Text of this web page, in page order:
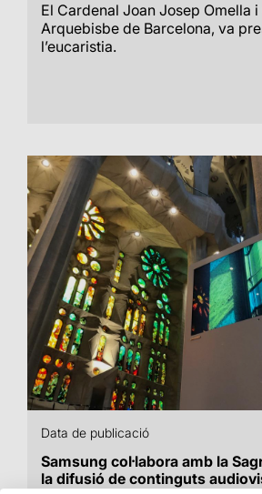
El Cardenal Joan Josep Omella i
Arquebisbe de Barcelona, va
l’eucaristia.
Data de publicació
Samsung col·labora amb la
la difusió de continguts